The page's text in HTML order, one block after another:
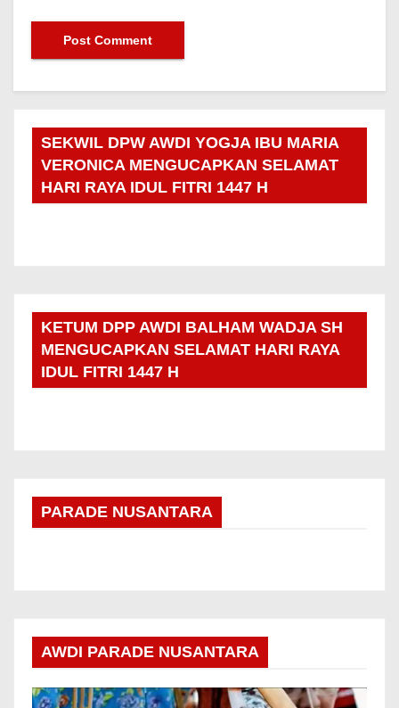
SEKWIL DPW AWDI YOGJA IBU MARIA
VERONICA MENGUCAPKAN SELAMAT
HARI RAYA IDUL FITRI 1447 H
KETUM DPP AWDI BALHAM WADJA SH
MENGUCAPKAN SELAMAT HARI RAYA
IDUL FITRI 1447 H
PARADE NUSANTARA
AWDI PARADE NUSANTARA